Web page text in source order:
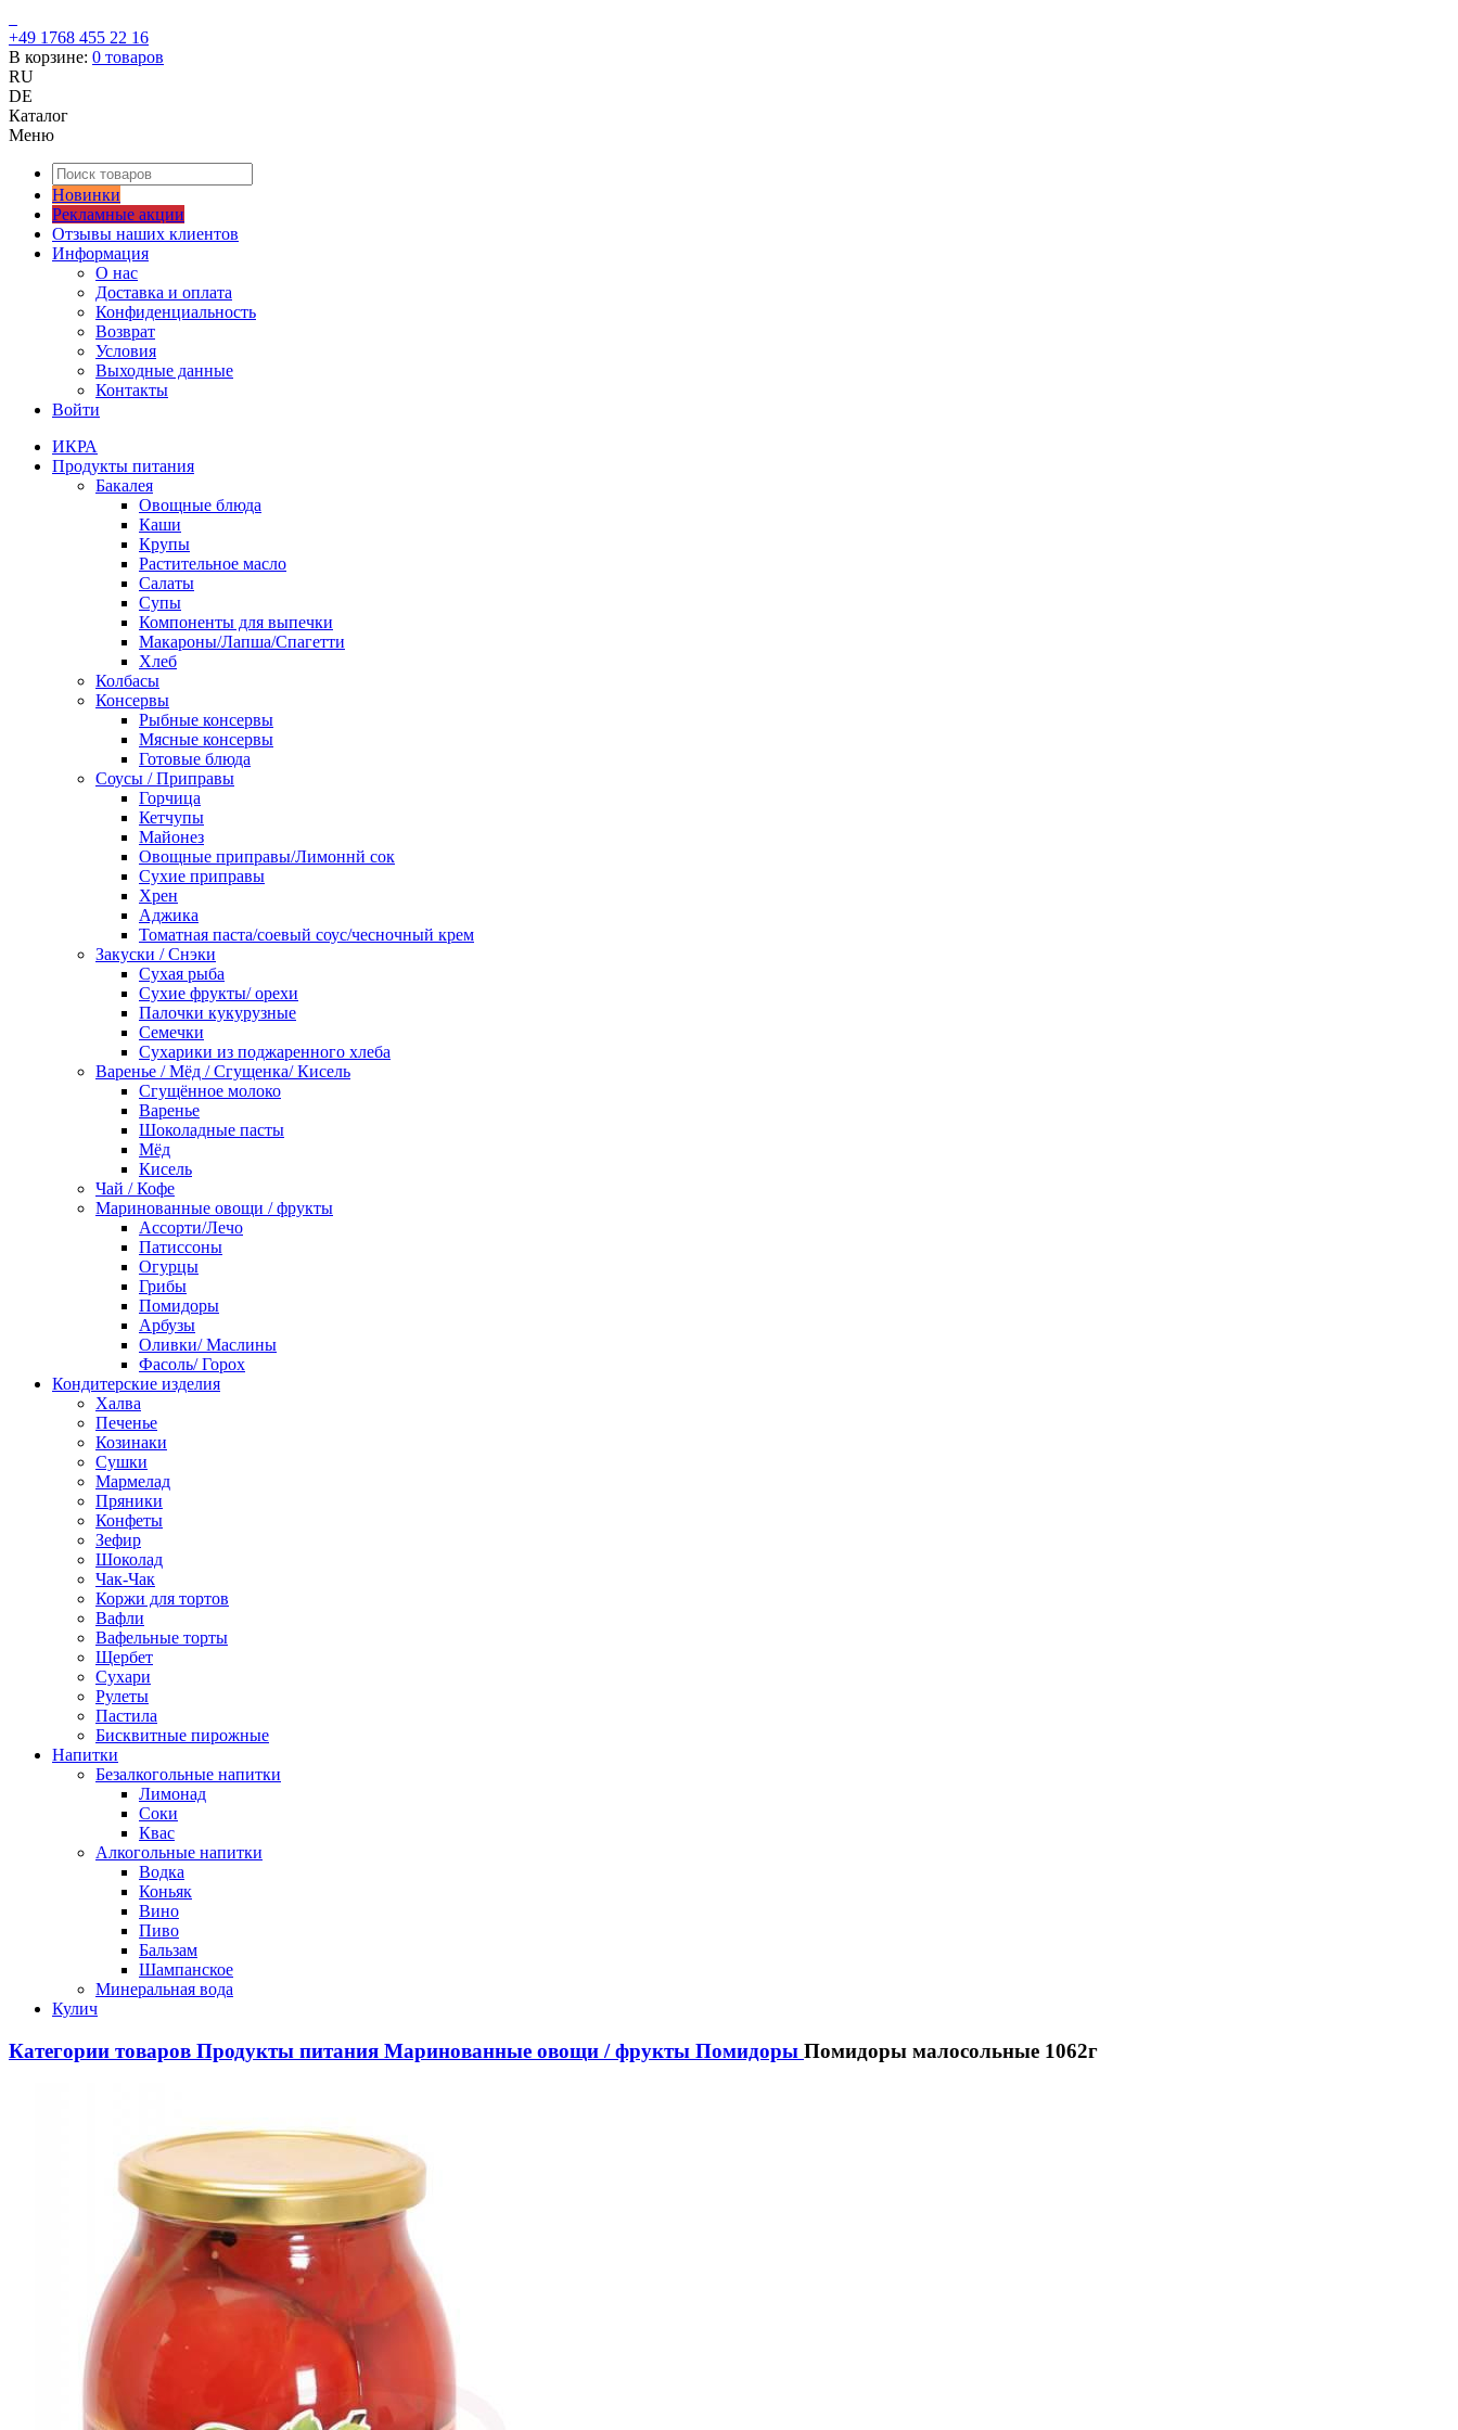
+49 1768 455 22 16
В корзине: 0 товаров
RU
DE
Каталог
Меню
Новинки
Рекламные акции
Отзывы наших клиентов
Информация
О нас
Доставка и оплата
Конфиденциальность
Возврат
Условия
Выходные данные
Контакты
Войти
ИКРА
Продукты питания
Бакалея
Овощные блюда
Каши
Крупы
Растительное масло
Салаты
Супы
Компоненты для выпечки
Макароны/Лапша/Спагетти
Хлеб
Колбасы
Консервы
Рыбные консервы
Мясные консервы
Готовые блюда
Соусы / Приправы
Горчица
Кетчупы
Майонез
Овощные приправы/Лимоннй сок
Сухие приправы
Хрен
Аджика
Томатная паста/соевый соус/чесночный крем
Закуски / Снэки
Сухая рыба
Сухие фрукты/ орехи
Палочки кукурузные
Семечки
Сухарики из поджаренного хлеба
Варенье / Мёд / Сгущенка/ Кисель
Сгущённое молоко
Варенье
Шоколадные пасты
Мёд
Кисель
Чай / Кофе
Маринованные овощи / фрукты
Ассорти/Лечо
Патиссоны
Огурцы
Грибы
Помидоры
Арбузы
Оливки/ Маслины
Фасоль/ Горох
Кондитерские изделия
Халва
Печенье
Козинаки
Сушки
Мармелад
Пряники
Конфеты
Зефир
Шоколад
Чак-Чак
Коржи для тортов
Вафли
Вафельные торты
Щербет
Сухари
Рулеты
Пастила
Бисквитные пирожные
Напитки
Безалкогольные напитки
Лимонад
Соки
Квас
Алкогольные напитки
Водка
Коньяк
Вино
Пиво
Бальзам
Шампанское
Минеральная вода
Кулич
Категории товаров Продукты питания Маринованные овощи / фрукты Помидоры Помидоры малосольные 1062г